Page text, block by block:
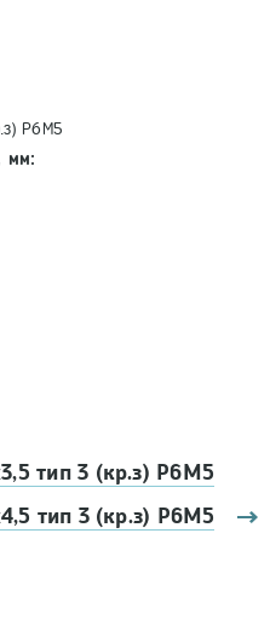
Р6М5
мм:
тип 3 (кр.з) Р6М5
тип 3 (кр.з) Р6М5